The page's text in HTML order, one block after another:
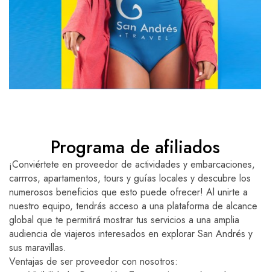
Programa de afiliados
¡Conviértete en proveedor de actividades y embarcaciones,
carrros, apartamentos, tours y guías locales y descubre los
numerosos beneficios que esto puede ofrecer! Al unirte a
nuestro equipo, tendrás acceso a una plataforma de alcance
global que te permitirá mostrar tus servicios a una amplia
audiencia de viajeros interesados en explorar San Andrés y
sus maravillas.
Ventajas de ser proveedor con nosotros: